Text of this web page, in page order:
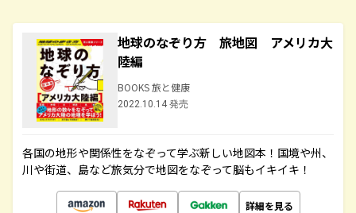
地球のなぞり方 旅地図 アメリカ大
陸編
BOOKS 旅と健康
2022.10.14 発売
各国の地形や関係性をなぞって学ぶ新しい地図本！国境や州、
川や街道、島など旅気分で地図をなぞって脳もイキイキ！
詳細を見る